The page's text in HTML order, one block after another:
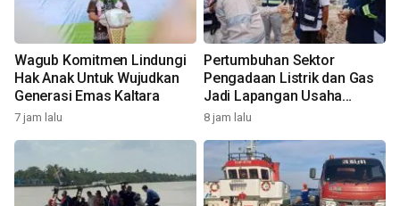
Wagub Komitmen Lindungi
Hak Anak Untuk Wujudkan
Generasi Emas Kaltara
7 jam lalu
Pertumbuhan Sektor
Pengadaan Listrik dan Gas
Jadi Lapangan Usaha
Tertinggi di Kaltara
8 jam lalu